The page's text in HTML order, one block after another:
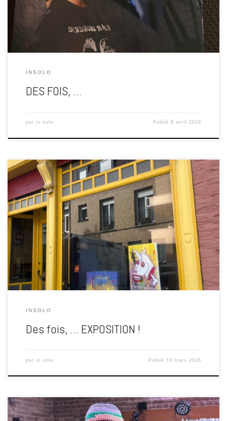
INSOLO
DES FOIS, …
par in solo Publié8 avril 2026
Galerie les 2 Soeurs H. jusqu’au 30 Mai 2026 10 rue du Collège – 59
380 BERGUES ICI inSOlo ne peint pas pour décorer les murs, mais
pour les fissurer. Chez lui, la toile n’est pas un espace propre —
c’est un champ de bataille. Ça gratte, ça bave, ça […]
INSOLO
Des fois, … EXPOSITION !
par in solo Publié 18 mars 2026